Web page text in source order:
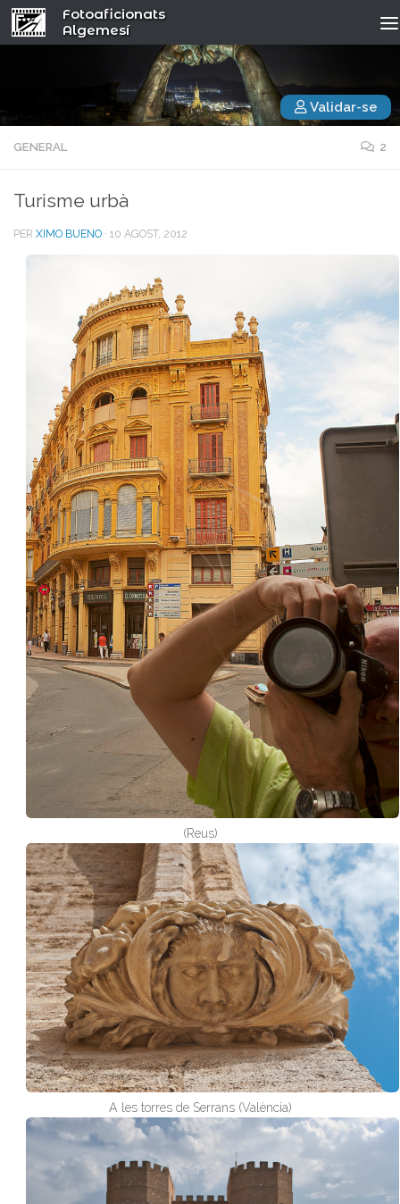
Fotoaficionats
Algemesí
Validar-se
GENERAL 2
Turisme urbà
PER XIMO BUENO · 10 AGOST, 2012
(Reus)
A les torres de Serrans (València)